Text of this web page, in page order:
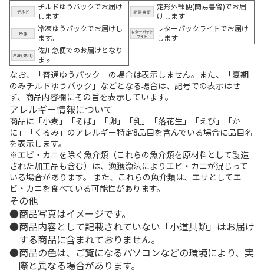
チルドゆうパックでお届け
します
定形外郵便(簡易書留)でお届
けします
冷凍ゆうパックでお届けし
ます。
レターパックライトでお届け
します
佐川急便でのお届けとなり
ます
なお、「普通ゆうパック」の場合は表示しません。また、「夏期
のみチルドゆうパック」などとなる場合は、記号での表示はせ
ず、商品内容欄にその旨を表示しています。
アレルギー情報について
商品に「小麦」「そば」「卵」「乳」「落花生」「えび」「か
に」「くるみ」のアレルギー特定8品目を含んでいる場合に品目名
を表示します。
※エビ・カニを除く魚介類（これらの魚介類を原材料として製造
された加工品も含む）は、漁獲漁法によりエビ・カニが混じって
いる場合があります。 また、これらの魚介類は、エサとしてエ
ビ・カニを食べている可能性があります。
その他
商品写真はイメージです。
商品内容として記載されていない「小道具類」はお届け
する商品に含まれておりません。
商品の色は、ご覧になるパソコンなどの環境により、実
際と異なる場合があります。